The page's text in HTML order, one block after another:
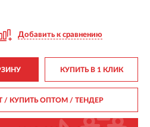
Добавить к сравнению
КУПИТЬ В 1 КЛИК
/ КУПИТЬ ОПТОМ/ ТЕНДЕР